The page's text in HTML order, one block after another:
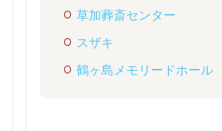
草加葬斎センター
スザキ
鶴ヶ島メモリードホール